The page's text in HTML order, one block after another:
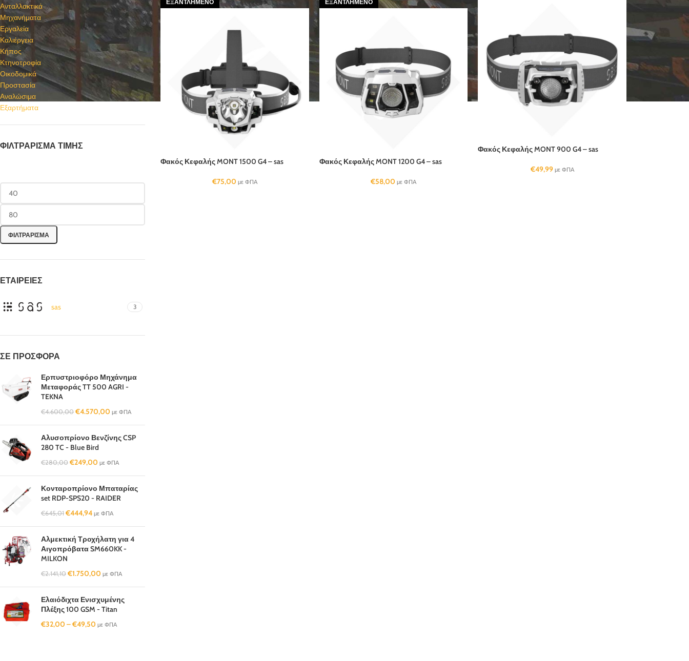
Ανταλλακτικά
Μηχανήματα
Εργαλεία
Καλιέργεια
Κήπος
Κτηνοτροφία
Οικοδομικά
Προστασία
Αναλώσιμα
Εξαρτήματα
ΦΙΛΤΡΆΡΙΣΜΑ ΤΙΜΉΣ
ΦΙΛΤΡΆΡΙΣΜΑ
ΕΤΑΙΡΕΊΕΣ
sas 3
ΣΕ ΠΡΟΣΦΟΡΆ
Ερπυστριοφόρο Μηχάνημα
Μεταφοράς TT 500 AGRI -
TEKNA
€4.600,00 €4.570,00 με ΦΠΑ
Αλυσοπρίονο Βενζίνης CSP
280 TC - Blue Bird
€280,00 €249,00 με ΦΠΑ
Κονταροπρίονο Μπαταρίας
set RDP-SPS20 - RAIDER
€645,01 €444,94 με ΦΠΑ
Αλμεκτική Τροχήλατη για 4
Αιγοπρόβατα SM660KK -
MILKON
€2.141,10 €1.750,00 με ΦΠΑ
Ελαιόδιχτα Ενισχυμένης
Πλέξης 100 GSM - Titan
€32,00 –€49,50 με ΦΠΑ
ΕΞΑΝΤΛΗΜΈΝΟ
Φακός Κεφαλής MONT 1500 G4 – sas
€75,00 με ΦΠΑ
ΕΞΑΝΤΛΗΜΈΝΟ
Φακός Κεφαλής MONT 1200 G4 – sas
€58,00 με ΦΠΑ
Φακός Κεφαλής MONT 900 G4 – sas
€49,99 με ΦΠΑ